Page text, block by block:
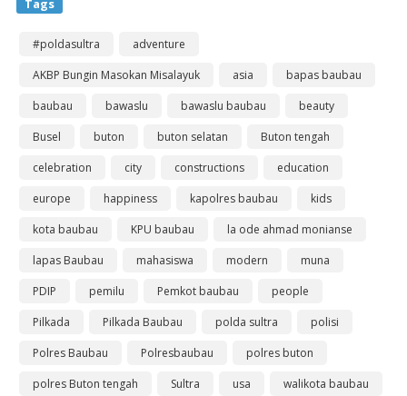
Tags
#poldasultra
adventure
AKBP Bungin Masokan Misalayuk
asia
bapas baubau
baubau
bawaslu bawaslu baubau
beauty
Busel
buton buton selatan
Buton tengah
celebration
city constructions
education
europe
happiness kapolres baubau
kids
kota baubau
KPU baubau
la ode ahmad monianse
lapas Baubau
mahasiswa modern
muna
PDIP
pemilu Pemkot baubau
people
Pilkada
Pilkada Baubau polda sultra
polisi
Polres Baubau
Polresbaubau
polres buton
polres Buton tengah
Sultra usa
walikota baubau